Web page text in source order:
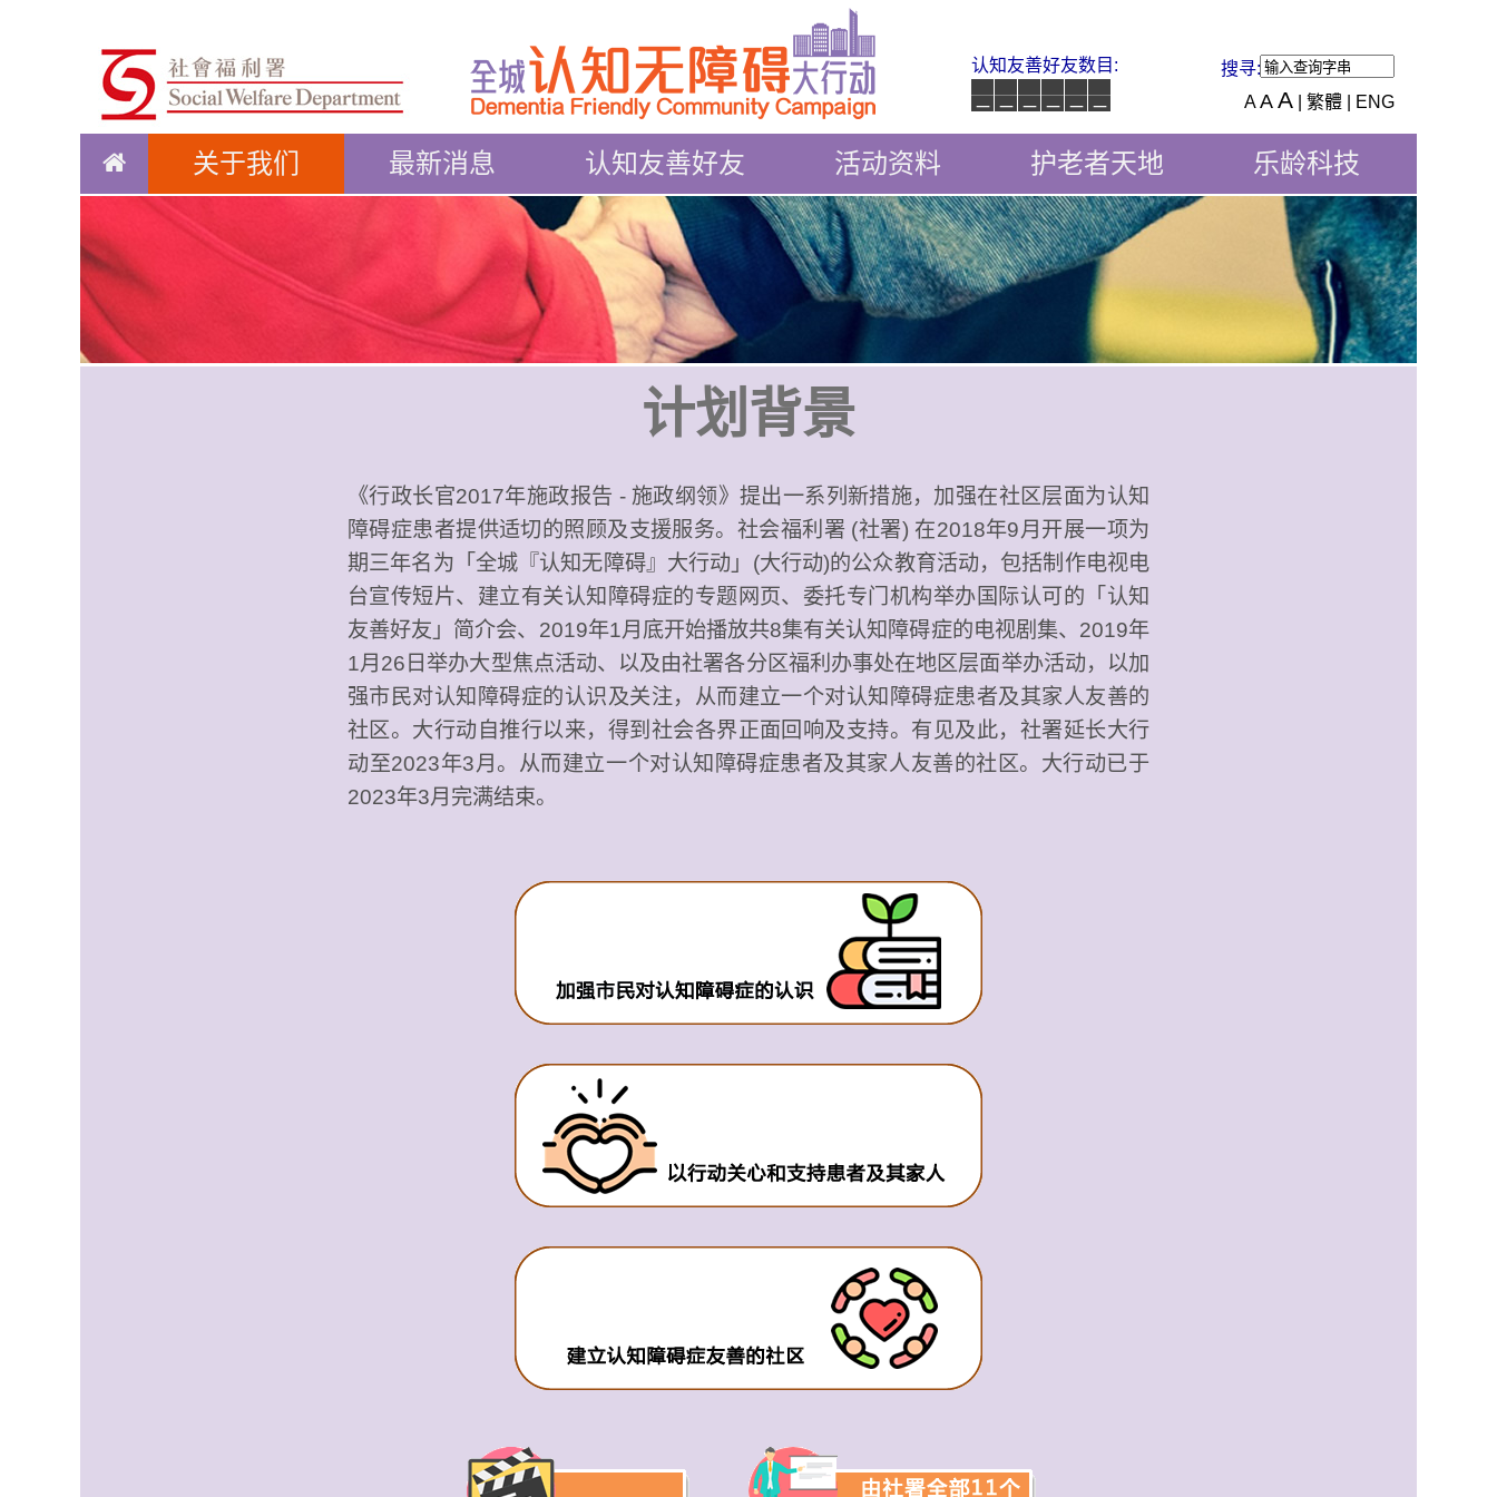
认知友善好友数目:
_ _ _ _ _ _
搜寻:
A AA | 繁體 | ENG
关于我们 最新消息 认知友善好友 活动资料 护老者天地 乐龄科技
计划背景
《行政长官2017年施政报告 - 施政纲领》提出一系列新措施，加强在社区层面为认知
障碍症患者提供适切的照顾及支援服务。社会福利署 (社署) 在2018年9月开展一项为
期三年名为「全城『认知无障碍』大行动」(大行动)的公众教育活动，包括制作电视电
台宣传短片、建立有关认知障碍症的专题网页、委托专门机构举办国际认可的「认知
友善好友」简介会、2019年1月底开始播放共8集有关认知障碍症的电视剧集、2019年
1月26日举办大型焦点活动、以及由社署各分区福利办事处在地区层面举办活动，以加
强市民对认知障碍症的认识及关注，从而建立一个对认知障碍症患者及其家人友善的
社区。大行动自推行以来，得到社会各界正面回响及支持。有见及此，社署延长大行
动至2023年3月。从而建立一个对认知障碍症患者及其家人友善的社区。大行动已于
2023年3月完满结束。